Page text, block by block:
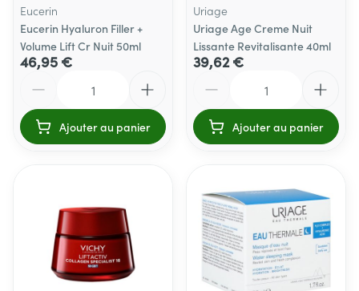
Eucerin
Eucerin Hyaluron Filler +
Volume Lift Cr Nuit 50ml
46,95 €
Ajouter au panier
Uriage
Uriage Age Creme Nuit
Lissante Revitalisante 40ml
39,62 €
Ajouter au panier